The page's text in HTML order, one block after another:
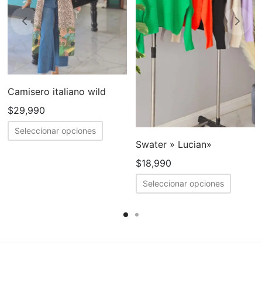
Camisero italiano wild
$29,990
Seleccionar opciones
Este
producto
múltiples
variantes.
opciones
Swater » Lucian»
$18,990
Seleccionar opciones
Este